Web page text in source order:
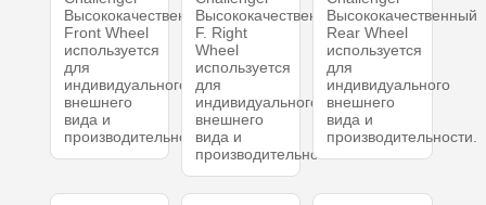
Высококачественный
Front Wheel
используется
для
индивидуального
внешнего
вида и
производительности.
Высококачественный
F. Right
Wheel
используется
для
индивидуального
внешнего
вида и
производительности.
Высококачественный
Rear Wheel
используется
для
индивидуального
внешнего
вида и
производительности.